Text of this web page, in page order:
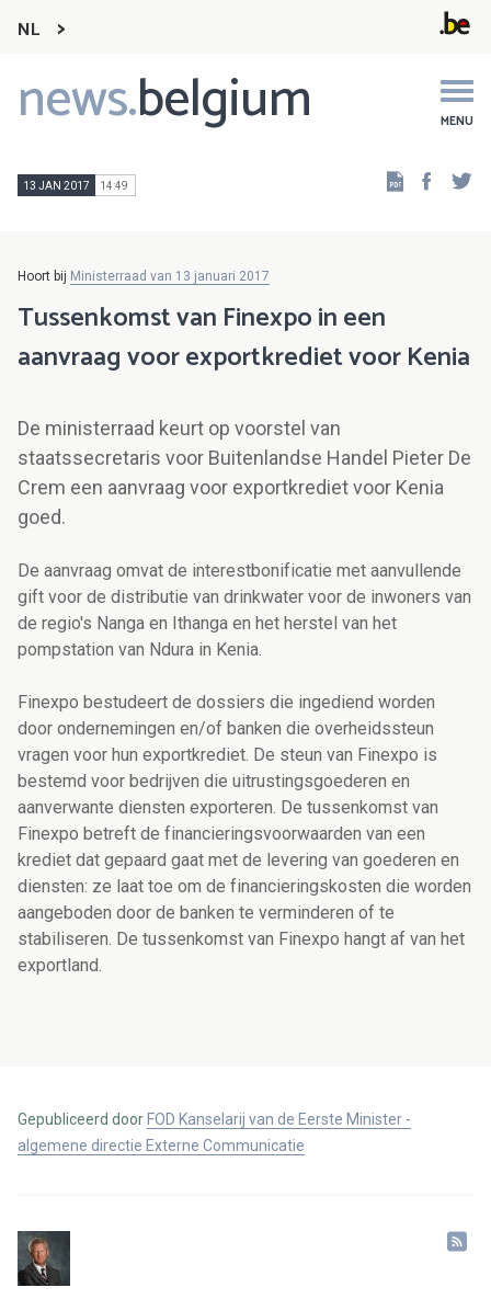
NL
news.belgium MENU
Main
navigation
13 JAN 2017 14:49
Hoort bij Ministerraad van 13 januari 2017
Tussenkomst van Finexpo in een
aanvraag voor exportkrediet voor Kenia
De ministerraad keurt op voorstel van
staatssecretaris voor Buitenlandse Handel Pieter De
Crem een aanvraag voor exportkrediet voor Kenia
goed.
De aanvraag omvat de interestbonificatie met aanvullende
gift voor de distributie van drinkwater voor de inwoners van
de regio's Nanga en Ithanga en het herstel van het
pompstation van Ndura in Kenia.
Finexpo bestudeert de dossiers die ingediend worden
door ondernemingen en/of banken die overheidssteun
vragen voor hun exportkrediet. De steun van Finexpo is
bestemd voor bedrijven die uitrustingsgoederen en
aanverwante diensten exporteren. De tussenkomst van
Finexpo betreft de financieringsvoorwaarden van een
krediet dat gepaard gaat met de levering van goederen en
diensten: ze laat toe om de financieringskosten die worden
aangeboden door de banken te verminderen of te
stabiliseren. De tussenkomst van Finexpo hangt af van het
exportland.
Gepubliceerd door FOD Kanselarij van de Eerste Minister -
algemene directie Externe Communicatie